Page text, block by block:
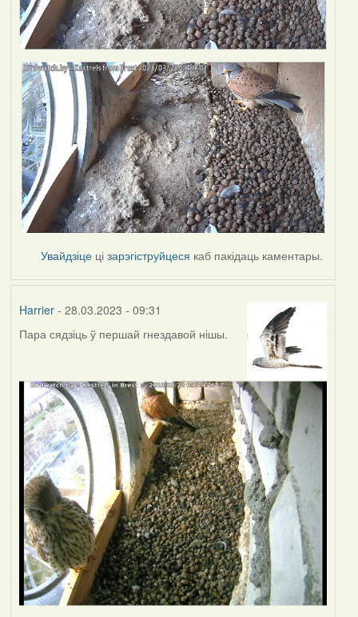
Увайдзіце цізарэгіструйцеся каб пакідаць каментары.
Harrier- 28.03.2023 - 09:31
Пара сядзіць ў першай гнездавой нішы.